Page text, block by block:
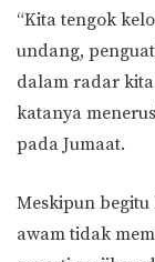
“Kita tengok
undang,
dalam radar
katanya
pada Jumaat.
Meskipun
awam tidak